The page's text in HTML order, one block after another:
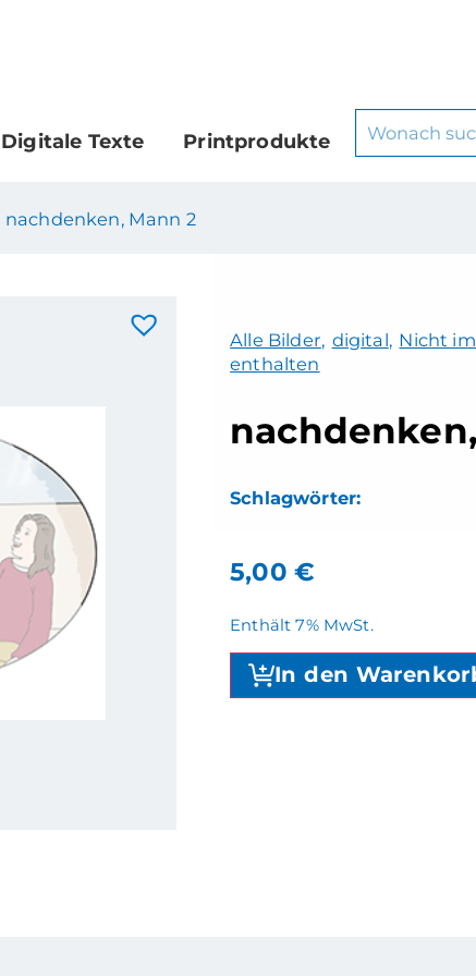
Digitale Texte Printprodukte
nachdenken, Mann 2
Alle Bilder, digital, Nicht
enthalten
5,00 €
Enthält 7% MwSt.
In den